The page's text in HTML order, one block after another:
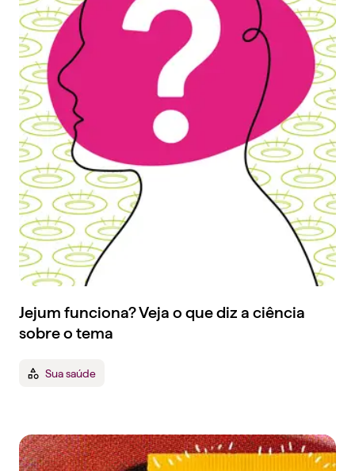
Jejum funciona? Veja o que diz a ciência
sobre o tema
Sua saúde